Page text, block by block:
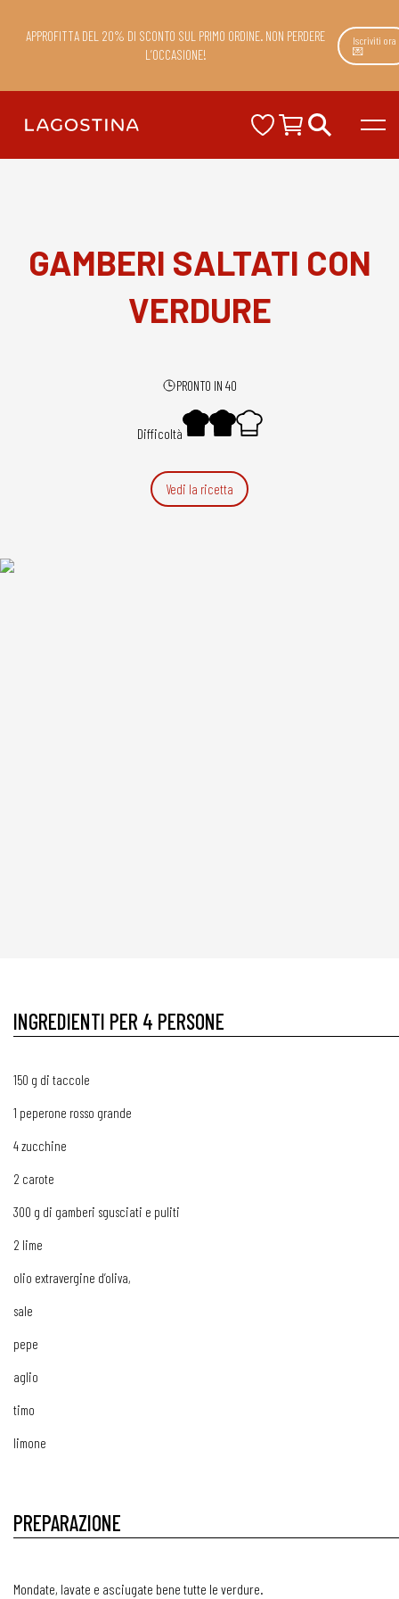
APPROFITTA DEL 20% DI SCONTO SUL PRIMO ORDINE. NON PERDERE
L’OCCASIONE!
Iscriviti ora
💌
GAMBERI SALTATI CON
VERDURE
PRONTO IN 40
Difficoltà
Vedi la ricetta
INGREDIENTI PER 4 PERSONE
150 g di taccole
1 peperone rosso grande
4 zucchine
2 carote
300 g di gamberi sgusciati e puliti
2 lime
olio extravergine d’oliva,
sale
pepe
aglio
timo
limone
PREPARAZIONE
Mondate, lavate e asciugate bene tutte le verdure.